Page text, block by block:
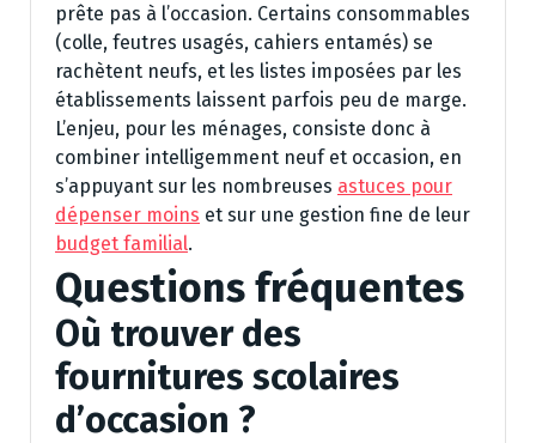
prête pas à l’occasion. Certains consommables
(colle, feutres usagés, cahiers entamés) se
rachètent neufs, et les listes imposées par les
établissements laissent parfois peu de marge.
L’enjeu, pour les ménages, consiste donc à
combiner intelligemment neuf et occasion, en
s’appuyant sur les nombreuses astuces pour
dépenser moins et sur une gestion fine de leur
budget familial.
Questions fréquentes
Où trouver des
fournitures scolaires
d’occasion ?